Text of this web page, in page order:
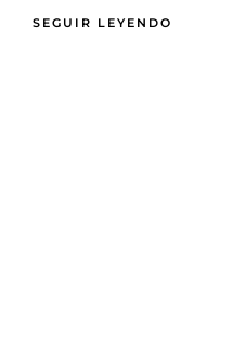
SEGUIR LEYENDO